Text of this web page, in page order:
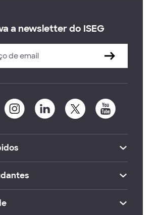
a newsletter do ISEG